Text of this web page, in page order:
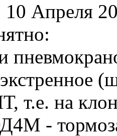
10 Апреля
т.е. на
-